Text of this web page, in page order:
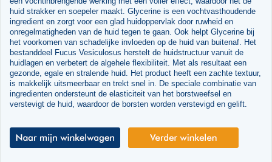
huid strakker en soepeler maakt. Glycerine is een vochtvasthoudende
ingredient en zorgt voor een glad huidoppervlak door ruwheid en
onregelmatigheden van de huid tegen te gaan. Ook helpt Glycerine bij
het voorkomen van schadelijke invloeden op de huid van buitenaf. Het
bestanddeel Fucus Vesiculosus herstelt de huidstructuur vanuit de
huidlagen en verbetert de algehele flexibiliteit. Met als resultaat een
gezonde, egale en stralende huid. Het product heeft een zachte textuur,
is makkelijk uitsmeerbaar en trekt snel in. De speciale combinatie van
ingredienten ondersteunt de elasticiteit van het borstweefsel en
verstevigt de huid, waardoor de borsten worden verstevigd en gelift.